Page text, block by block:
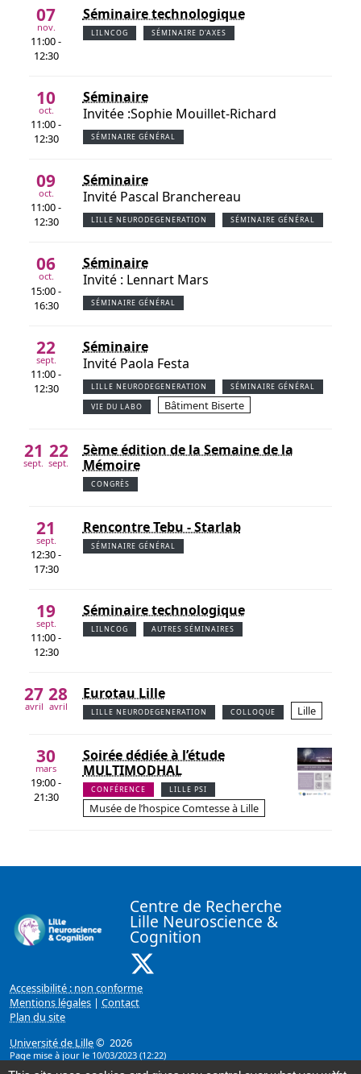
07
nov.
11:00 -
12:30
Séminaire technologique
LILNCOG SÉMINAIRE D'AXES
10
oct.
11:00 -
12:30
Séminaire
Invitée :Sophie Mouillet-Richard
SÉMINAIRE GÉNÉRAL
09
oct.
11:00 -
12:30
Séminaire
Invité Pascal Branchereau
LILLE NEURODEGENERATION SÉMINAIRE GÉNÉRAL
06
oct.
15:00 -
16:30
Séminaire
Invité : Lennart Mars
SÉMINAIRE GÉNÉRAL
22
sept.
11:00 -
12:30
Séminaire
Invité Paola Festa
LILLE NEURODEGENERATION SÉMINAIRE GÉNÉRAL
VIE DU LABO Bâtiment Biserte
21
sept.
22
sept.
5ème édition de la Semaine de la
Mémoire
CONGRÈS
21
sept.
12:30 -
17:30
Rencontre Tebu - Starlab
SÉMINAIRE GÉNÉRAL
19
sept.
11:00 -
12:30
Séminaire technologique
LILNCOG AUTRES SÉMINAIRES
27
avril
28
avril
Eurotau Lille
LILLE NEURODEGENERATION COLLOQUE Lille
30
mars
19:00 -
21:30
Soirée dédiée à l’étude
MULTIMODHAL
CONFÉRENCE LILLE PSI
Musée de l’hospice Comtesse à Lille
Centre de Recherche
Lille Neuroscience &
Cognition
Accessibilité : non conforme
Mentions légales | Contact
Plan du site
Université de Lille© 2026
Page mise à jour le 10/03/2023 (12:22)